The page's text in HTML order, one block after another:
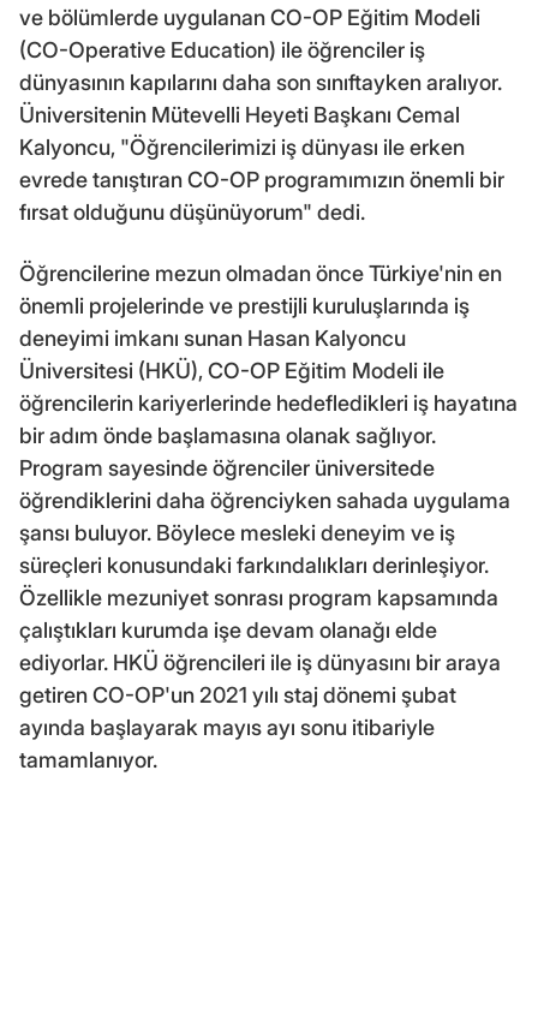
ve bölümlerde uygulanan CO-OP Eğitim Modeli
(CO-Operative Education) ile öğrenciler iş
dünyasının kapılarını daha son sınıftayken aralıyor.
Üniversitenin Mütevelli Heyeti Başkanı Cemal
Kalyoncu, "Öğrencilerimizi iş dünyası ile erken
evrede tanıştıran CO-OP programımızın önemli bir
fırsat olduğunu düşünüyorum" dedi.
Öğrencilerine mezun olmadan önce Türkiye'nin en
önemli projelerinde ve prestijli kuruluşlarında iş
deneyimi imkanı sunan Hasan Kalyoncu
Üniversitesi (HKÜ), CO-OP Eğitim Modeli ile
öğrencilerin kariyerlerinde hedefledikleri iş hayatına
bir adım önde başlamasına olanak sağlıyor.
Program sayesinde öğrenciler üniversitede
öğrendiklerini daha öğrenciyken sahada uygulama
şansı buluyor. Böylece mesleki deneyim ve iş
süreçleri konusundaki farkındalıkları derinleşiyor.
Özellikle mezuniyet sonrası program kapsamında
çalıştıkları kurumda işe devam olanağı elde
ediyorlar. HKÜ öğrencileri ile iş dünyasını bir araya
getiren CO-OP'un 2021 yılı staj dönemi şubat
ayında başlayarak mayıs ayı sonu itibariyle
tamamlanıyor.